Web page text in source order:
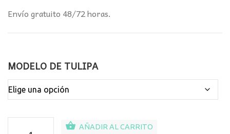
Envío gratuito 48/72 horas.
MODELO DE TULIPA
AÑADIR AL CARRITO